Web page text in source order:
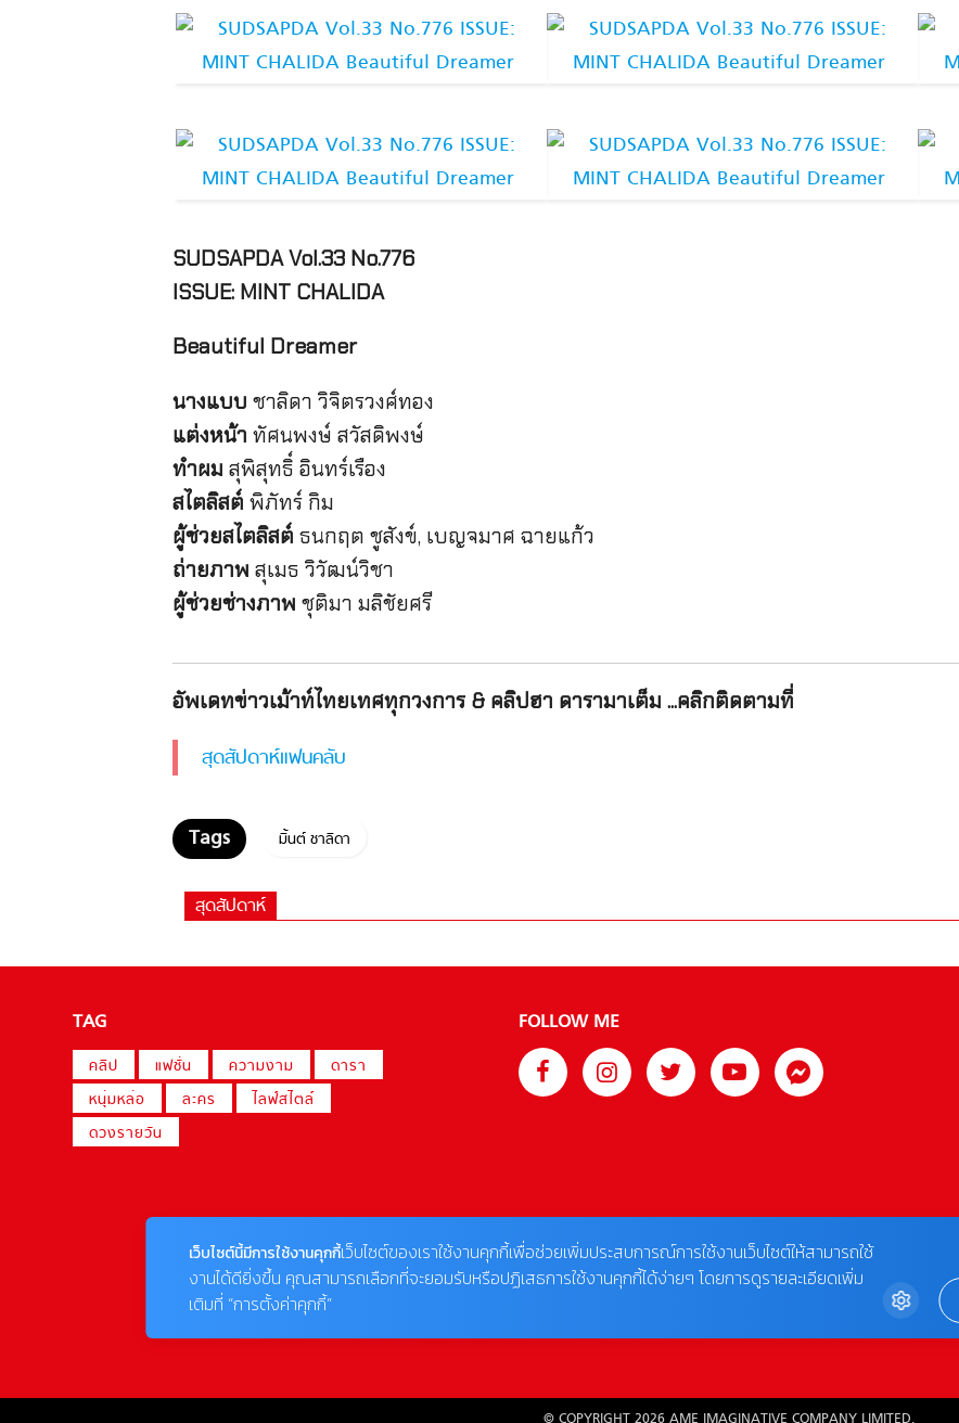
SUDSAPDA Vol.33 No.776
ISSUE: MINT CHALIDA
Beautiful Dreamer
นางแบบ ชาลิดา วิจิตรวงศ์ทอง
แต่งหน้า ทัศนพงษ์ สวัสดิพงษ์
ทำผม สุพิสุทธิ์ อินทร์เรือง
สไตลิสต์ พิภัทร์ กิม
ผู้ช่วยสไตลิสต์ ธนกฤต ชูสังข์, เบญจมาศ ฉายแก้ว
ถ่ายภาพ สุเมธ วิวัฒน์วิชา
ผู้ช่วยช่างภาพ ชุติมา มลิชัยศรี
อัพเดทข่าวเม้าท์ไทยเทศทุกวงการ & คลิปฮา ดารามาเต็ม ...คลิกติดตามที่
สุดสัปดาห์แฟนคลับ
มิ้นต์ ชาลิดา
สุดสัปดาห์
TAG
คลิป แฟชั่น ความงาม
ดารา
หนุ่มหล่อ
ละคร
ไลฟ์สไตล์
ดวงรายวัน
FOLLOW ME
เว็บไซต์นี้มีการใช้งานคุกกี้เว็บไซต์ของเราใช้งานคุกกี้เพื่อช่วยเพิ่มประสบการณ์การใช้งานเว็บไซต์ให้สามารถใช้
งานได้ดียิ่งขึ้น คุณสามารถเลือกที่จะยอมรับหรือปฏิเสธการใช้งานคุกกี้ได้ง่ายๆ โดยการดูรายละเอียดเพิ่ม
เติมที่ “การตั้งค่าคุกกี้”